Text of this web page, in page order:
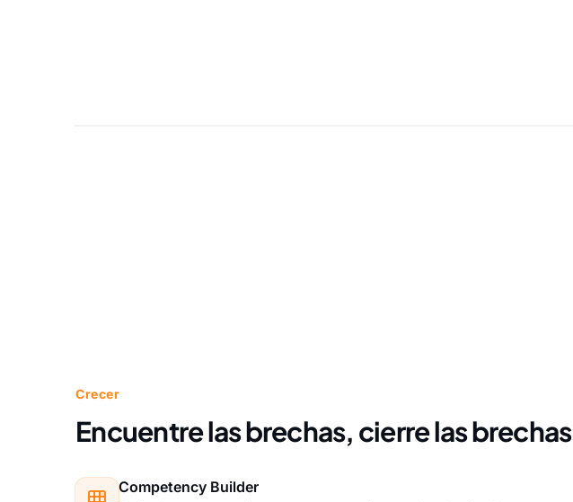
Crecer
Encuentre las brechas, cierre las brechas
Competency Builder